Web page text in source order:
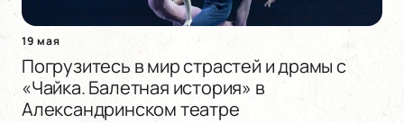
19 мая
Погрузитесь в мир страстей и драмы с
«Чайка. Балетная история» в
Александринском театре